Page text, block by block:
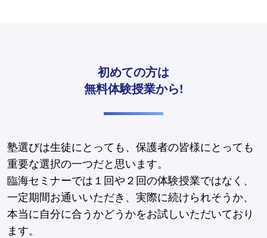
初めての方は
無料体験授業から!
塾選びは生徒にとっても、保護者の皆様にとっても
重要な選択の一つだと思います。
臨海セミナーでは１回や２回の体験授業ではなく、
一定期間お通いいただき、実際に続けられそうか、
本当に自分に合うかどうかをお試しいただいており
ます。